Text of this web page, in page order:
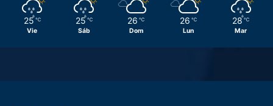
25 ℃
Vie
25 ℃
Sáb
26 ℃
Dom
26 ℃
Lun
28 ℃
Mar